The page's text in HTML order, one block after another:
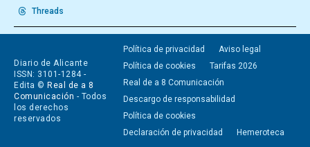
Threads
Diario de Alicante
ISSN: 3101-1284 -
Edita © Real de a 8
Comunicación - Todos
los derechos
reservados
Política de privacidad
Aviso legal
Política de cookies
Tarifas 2026
Real de a 8 Comunicación
Descargo de responsabilidad
Política de cookies
Declaración de privacidad
Hemeroteca